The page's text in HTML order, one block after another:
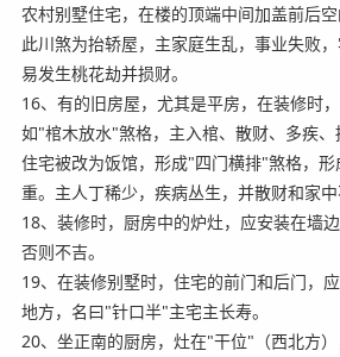
农村别墅住宅，在楼的顶端中间加盖前后空
此川煞为抬轿屋，主家庭生乱，事业失败
易发生桃花劫并损财。
16、有的旧房屋，尤其是平房，在装修时，
如"棺木放水"煞格，主入棺、散财、多疾、
住宅被改为饭馆，形成"四门横排"煞格，
重。主人丁稀少，疾病丛生，并散财和家中
18、装修时，厨房中的炉灶，应安装在墙
否则不吉。
19、在装修别墅时，住宅的前门和后门，
地方，名曰"针口半"主宅主长寿。
20、坐正南的厨房，灶在"干位"（西北方